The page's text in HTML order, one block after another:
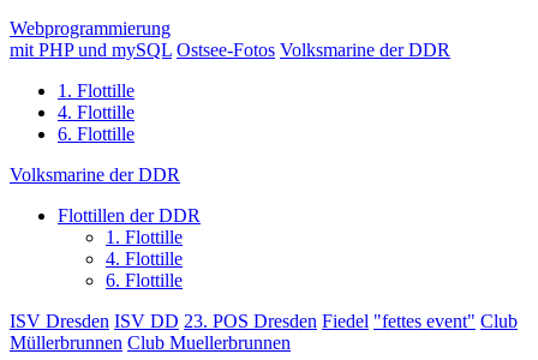
Webprogrammierung
mit PHP und mySQL Ostsee-Fotos Volksmarine der DDR
1. Flottille
4. Flottille
6. Flottille
Volksmarine der DDR
Flottillen der DDR
1. Flottille
4. Flottille
6. Flottille
ISV Dresden ISV DD 23. POS Dresden Fiedel "fettes event" Club
Müllerbrunnen Club Muellerbrunnen